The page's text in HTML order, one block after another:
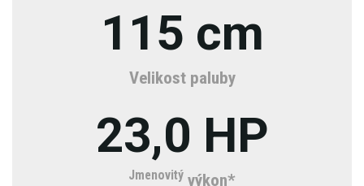
115 cm
Velikost paluby
23,0 HP
Jmenovitý výkon*